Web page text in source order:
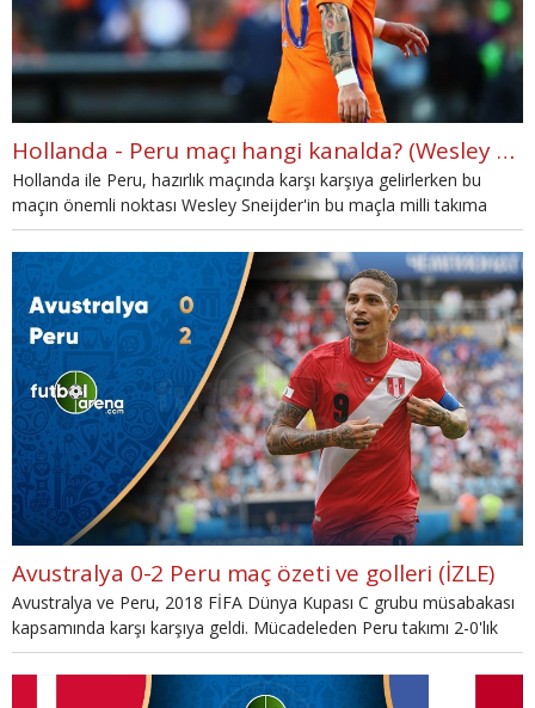
Hollanda - Peru maçı hangi kanalda? (Wesley Sneijder'in jübilesi canlı izle)
Hollanda ile Peru, hazırlık maçında karşı karşıya gelirlerken bu
maçın önemli noktası Wesley Sneijder'in bu maçla milli takıma
veda etmesi olacak. Hollanda - Peru maçı saat kaçta, hangi
kanalda? Nasıl izleyebilirsiniz? Cevaplar haberimizde...
Avustralya 0-2 Peru maç özeti ve golleri (İZLE)
Avustralya ve Peru, 2018 FİFA Dünya Kupası C grubu müsabakası
kapsamında karşı karşıya geldi. Mücadeleden Peru takımı 2-0'lık
üstünlüğü ile galip ayrıldı.